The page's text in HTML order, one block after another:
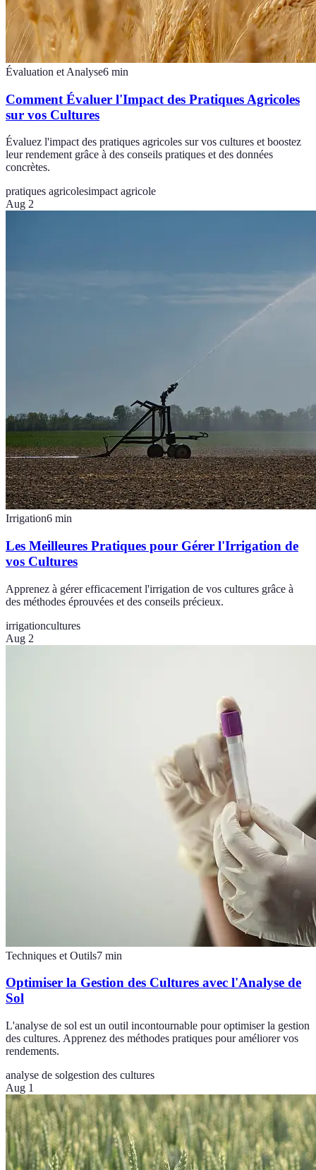
Évaluation et Analyse6 min
Comment Évaluer l'Impact des Pratiques Agricoles
sur vos Cultures
Évaluez l'impact des pratiques agricoles sur vos cultures et boostez
leur rendement grâce à des conseils pratiques et des données
concrètes.
pratiques agricolesimpact agricole
Aug 2
Irrigation6 min
Les Meilleures Pratiques pour Gérer l'Irrigation de
vos Cultures
Apprenez à gérer efficacement l'irrigation de vos cultures grâce à
des méthodes éprouvées et des conseils précieux.
irrigationcultures
Aug 2
Techniques et Outils7 min
Optimiser la Gestion des Cultures avec l'Analyse de
Sol
L'analyse de sol est un outil incontournable pour optimiser la gestion
des cultures. Apprenez des méthodes pratiques pour améliorer vos
rendements.
analyse de solgestion des cultures
Aug 1